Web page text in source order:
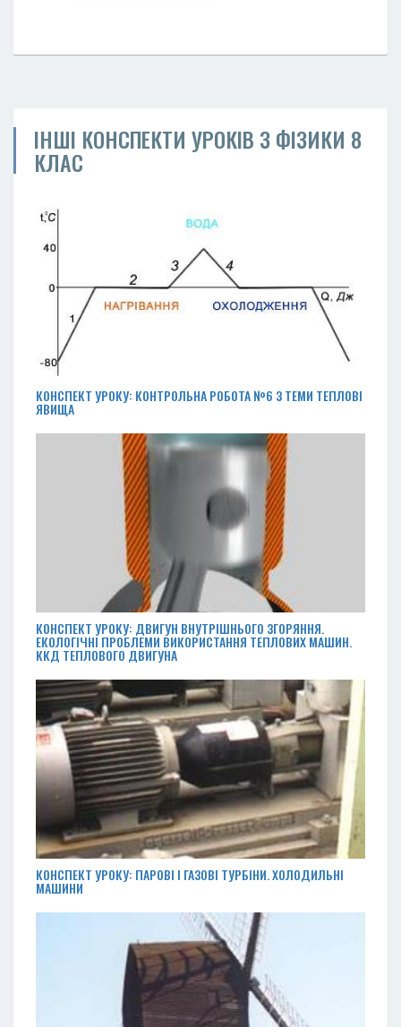
ІНШІ КОНСПЕКТИ УРОКІВ З ФІЗИКИ 8
КЛАС
КОНСПЕКТ УРОКУ: КОНТРОЛЬНА РОБОТА №6 З ТЕМИ ТЕПЛОВІ
ЯВИЩА
КОНСПЕКТ УРОКУ: ДВИГУН ВНУТРІШНЬОГО ЗГОРЯННЯ.
ЕКОЛОГІЧНІ ПРОБЛЕМИ ВИКОРИСТАННЯ ТЕПЛОВИХ МАШИН.
ККД ТЕПЛОВОГО ДВИГУНА
КОНСПЕКТ УРОКУ: ПАРОВІ І ГАЗОВІ ТУРБІНИ. ХОЛОДИЛЬНІ
МАШИНИ